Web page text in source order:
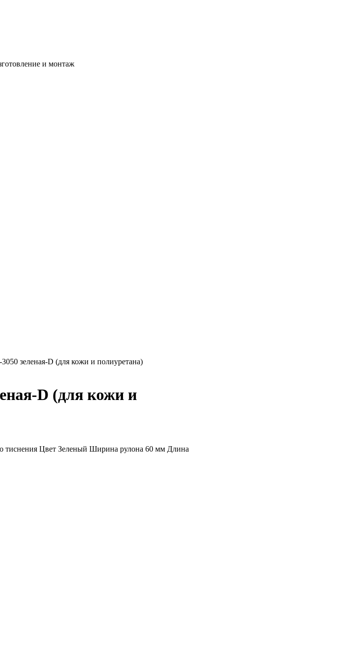
и монтаж
зеленая-D (для кожи и полиуретана)
D (для кожи и
тиснения Цвет Зеленый Ширина рулона 60 мм Длина